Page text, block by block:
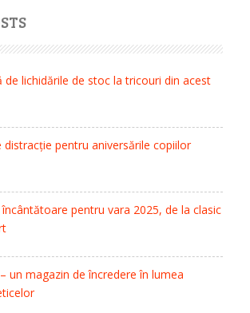
de lichidările de stoc la tricouri din acest
distracție pentru aniversările copiilor
pentru vara 2025, de la clasic
un magazin de încredere în lumea